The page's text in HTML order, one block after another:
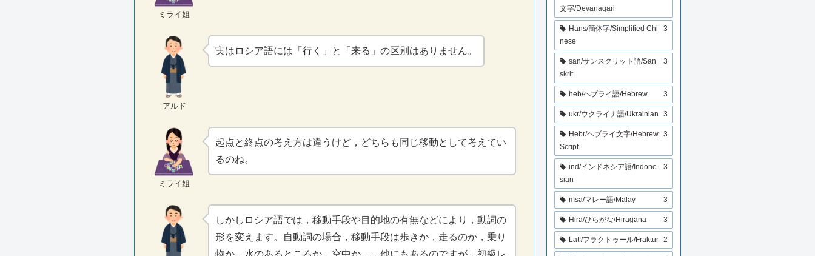
ミライ姐
アルド
実はロシア語には「行く」と「来る」の区別はありません。
ミライ姐
起点と終点の考え方は違うけど，どちらも同じ移動として考えてい
るのね。
しかしロシア語では，移動手段や目的地の有無などにより，動詞の
形を変えます。自動詞の場合，移動手段は歩きか，走るのか，乗り
物か，水のあるところか，空中か……他にもあるのですが，初級レ
文字/Devanagari
Hans/簡体字/Simplified Chi
nese
3
san/サンスクリット語/San
skrit
3
heb/ヘブライ語/Hebrew 3
ukr/ウクライナ語/Ukrainian 3
Hebr/ヘブライ文字/Hebrew
Script
3
ind/インドネシア語/Indone
sian
3
msa/マレー語/Malay 3
Hira/ひらがな/Hiragana 3
Latf/フラクトゥール/Fraktur 2